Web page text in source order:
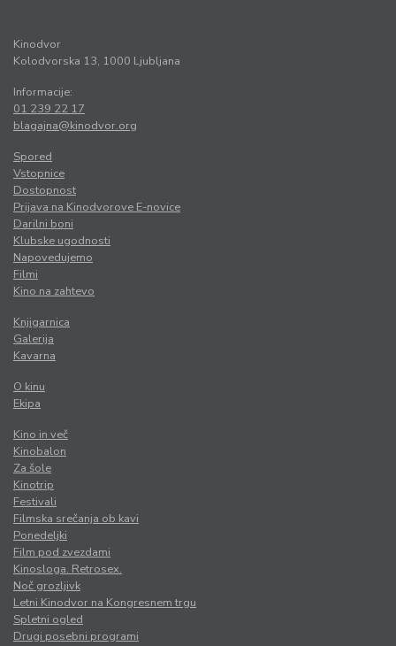
Kinodvor
Kolodvorska 13, 1000 Ljubljana
Informacije:
01 239 22 17
blagajna@kinodvor.org
Spored
Vstopnice
Dostopnost
Prijava na Kinodvorove E-novice
Darilni boni
Klubske ugodnosti
Napovedujemo
Filmi
Kino na zahtevo
Knjigarnica
Galerija
Kavarna
O kinu
Ekipa
Kino in več
Kinobalon
Za šole
Kinotrip
Festivali
Filmska srečanja ob kavi
Ponedeljki
Film pod zvezdami
Kinosloga. Retrosex.
Noč grozljivk
Letni Kinodvor na Kongresnem trgu
Spletni ogled
Drugi posebni programi